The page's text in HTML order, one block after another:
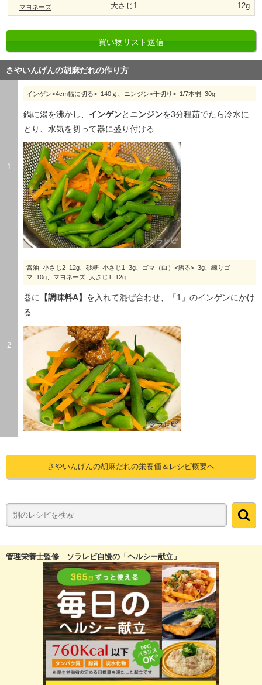
マヨネーズ 大さじ1 12g
買い物リスト送信
さやいんげんの胡麻だれの作り方
1
インゲン<4cm幅に切る> 140ｇ、ニンジン<千切り> 1/7本弱 30g
鍋に湯を沸かし、 インゲンと ニンジンを3分程茹でたら冷水に
とり、水気を切って器に盛り付ける
2
醤油 小さじ2 12g、砂糖 小さじ1 3g、ゴマ（白）<摺る> 3g、練りゴ
マ 10g、マヨネーズ 大さじ1 12g
器に 【調味料A】 を入れて混ぜ合わせ、「1」のインゲンにかけ
る
さやいんげんの胡麻だれの栄養価＆レシピ概要へ
管理栄養士監修 ソラレピ自慢の「ヘルシー献立」